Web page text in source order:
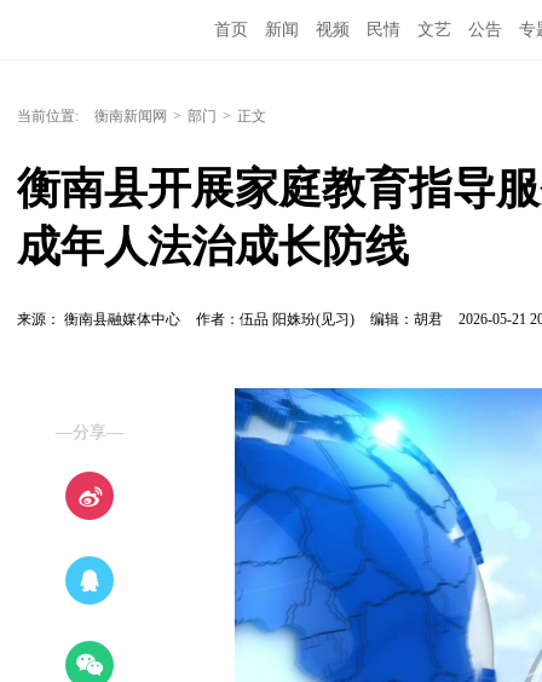
首页 新闻 视频 民情 文艺 公告 专
当前位置: 衡南新闻网 > 部门 > 正文
衡南县开展家庭教育指导
成年人法治成长防线
来源： 衡南县融媒体中心 作者：伍品 阳姝玢(见习) 编辑：胡君 2026-05-21
—分享—